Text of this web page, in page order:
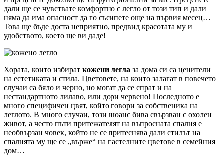
дали ще се чувствате комфортно с легло от този тип и дали
няма да има опасност да го съсипете още на първия месец…
Това ще бъде доста неприятно, предвид красотата му и
удобството, което ще ви даде!
Хората, които избират кожени легла за дома си са ценители
на естетиката и стила. Цветовете, на които залагат в повечето
случаи са бяло и черно, но могат да се спрат и на
нестандартното лилаво, или дори червено! Последното е
много специфичен цвят, който говори за собственика на
леглото. В много случаи, този нюанс бива свързван с охолен
живот, а често пъти притежателят на въпросната спалня е
необвързан човек, който не се притеснява дали стилът на
спалнята му ще се „върже“ на пастелните цветове в семейния
дом…